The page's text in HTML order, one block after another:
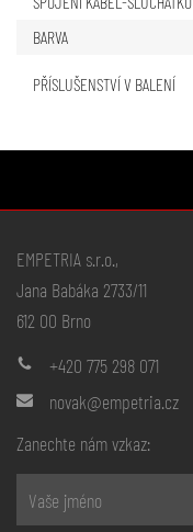
BARVA
PŘÍSLUŠENSTVÍ V BALENÍ
EMPETRIA s.r.o.,
Jana Babáka 2733/11
612 00 Brno
+420 775 298 071
novak@empetria.cz
Zanechte nám vzkaz: